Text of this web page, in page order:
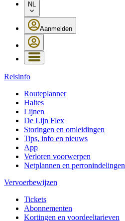
NL
Aanmelden
Reisinfo
Routeplanner
Haltes
Lijnen
De Lijn Flex
Storingen en omleidingen
Tips, info en nieuws
App
Verloren voorwerpen
Netplannen en perronindelingen
Vervoerbewijzen
Tickets
Abonnementen
Kortingen en voordeeltarieven